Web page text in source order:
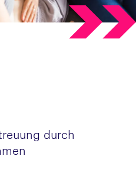
durch